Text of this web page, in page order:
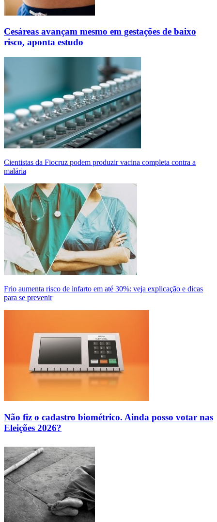
Cesáreas avançam mesmo em gestações de baixo
risco, aponta estudo
Cientistas da Fiocruz podem produzir vacina completa contra a
malária
Frio aumenta risco de infarto em até 30%: veja explicação e dicas
para se prevenir
Não fiz o cadastro biométrico. Ainda posso votar nas
Eleições 2026?